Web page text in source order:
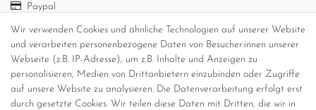
Wir verwenden Cookies und ähnliche Technologien auf unserer Website
und verarbeiten personenbezogene Daten von Besucher:innen unserer
Webseite (z.B. IP-Adresse), um z.B. Inhalte und Anzeigen zu
personalisieren, Medien von Drittanbietern einzubinden oder Zugriffe
auf unsere Website zu analysieren. Die Datenverarbeitung erfolgt erst
durch gesetzte Cookies. Wir teilen diese Daten mit Dritten, die wir in
Paypal
Versandinformationen
Versand per GLS (6,90 Euro) oder DHL (8,49 Euro ) inkl. MwSt.
(innerhalb Deutschlands)